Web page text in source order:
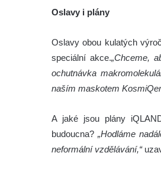
Oslavy i plány
Oslavy obou kulatých
speciální akce.„Chceme,
ochutnávka
naším maskotem
A jaké jsou plány
budoucna? „Hodláme
neformální vzdělávání,“